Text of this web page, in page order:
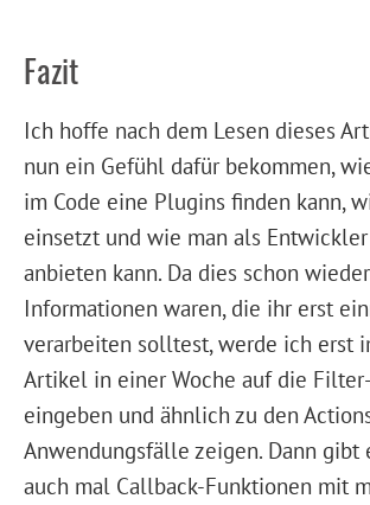
Fazit
Ich hoffe nach dem Lesen dieses
nun ein Gefühl dafür bekommen,
im Code eine Plugins finden kann,
einsetzt und wie man als
anbieten kann. Da dies schon
Informationen waren, die ihr erst
verarbeiten solltest, werde ich erst
Artikel in einer Woche auf die
eingeben und ähnlich zu den
Anwendungsfälle zeigen. Dann gibt
auch mal Callback-Funktionen mit